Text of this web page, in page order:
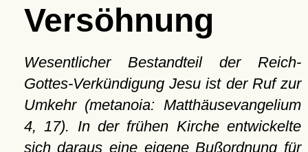
Versöhnung
Wesentlicher Bestandteil der Reich-
Gottes-Verkündigung Jesu ist der Ruf zur
Umkehr (metanoia: Matthäusevangelium
4, 17). In der frühen Kirche entwickelte
sich daraus eine eigene Bußordnung für